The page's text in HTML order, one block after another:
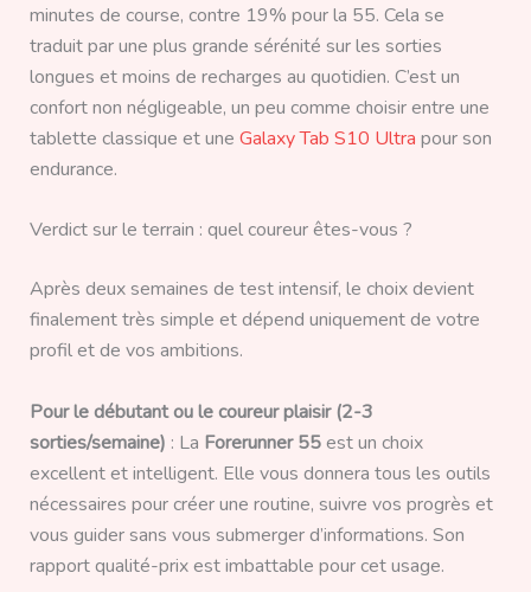
minutes de course, contre 19% pour la 55. Cela se
traduit par une plus grande sérénité sur les sorties
longues et moins de recharges au quotidien. C’est un
confort non négligeable, un peu comme choisir entre une
tablette classique et une Galaxy Tab S10 Ultra pour son
endurance.
Verdict sur le terrain : quel coureur êtes-vous ?
Après deux semaines de test intensif, le choix devient
finalement très simple et dépend uniquement de votre
profil et de vos ambitions.
Pour le débutant ou le coureur plaisir (2-3
sorties/semaine) : La Forerunner 55est un choix
excellent et intelligent. Elle vous donnera tous les outils
nécessaires pour créer une routine, suivre vos progrès et
vous guider sans vous submerger d’informations. Son
rapport qualité-prix est imbattable pour cet usage.